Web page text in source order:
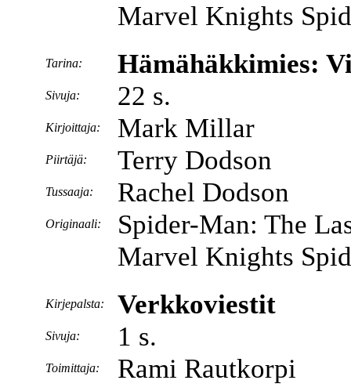
Marvel Knights
Tarina: Hämähäkkimies:
Sivuja: 22 s.
Kirjoittaja: Mark Millar
Piirtäjä: Terry Dodson
Tussaaja: Rachel Dodson
Originaali:
Spider-Man: The
Marvel Knights
Kirjepalsta: Verkkoviestit
Sivuja: 1 s.
Toimittaja: Rami Rautkorpi